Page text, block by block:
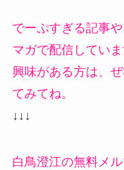
でーぷすぎる記事
マガで配信していま
興味がある方は、
てみてね。
↓↓↓
白鳥澄江の無料メ